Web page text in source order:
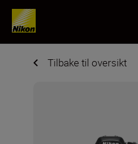
Tilbake til oversikt